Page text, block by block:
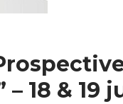
18 & 19